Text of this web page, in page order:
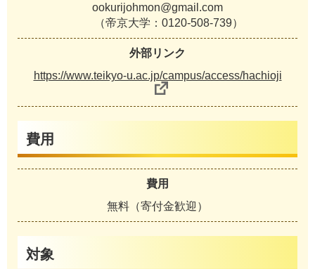
ookurijohmon@gmail.com
（帝京大学：0120-508-739）
外部リンク
https://www.teikyo-u.ac.jp/campus/access/hachioji
費用
費用
無料（寄付金歓迎）
対象